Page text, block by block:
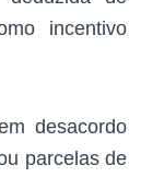
incentivo
desacordo
parcelas de